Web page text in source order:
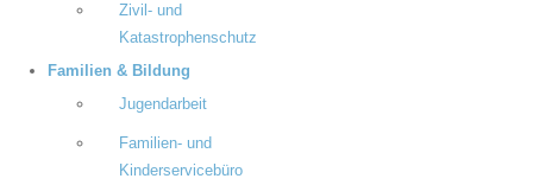
Zivil- und
Katastrophenschutz
Familien & Bildung
Jugendarbeit
Familien- und
Kinderservicebüro